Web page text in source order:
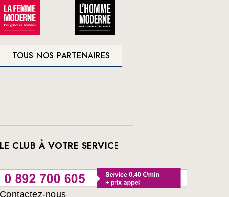
TOUS NOS PARTENAIRES
LE CLUB À VOTRE SERVICE
Contactez-nous